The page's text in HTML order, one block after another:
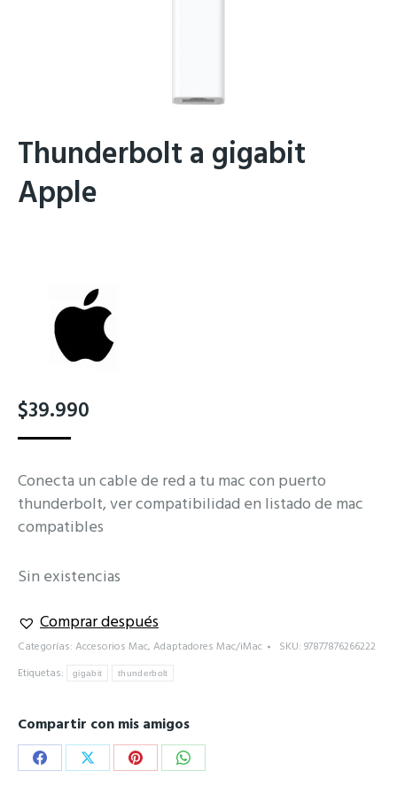
Thunderbolt a gigabit
Apple
$39.990
Conecta un cable de red a tu mac con puerto
thunderbolt, ver compatibilidad en listado de mac
compatibles
Sin existencias
Comprar después
Categorías: Accesorios Mac, Adaptadores Mac/iMac SKU: 97877876266222
Etiquetas:
gigabit thunderbolt
Compartir con mis amigos
Share
Share
Share
Share